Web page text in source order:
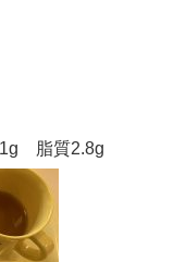
脂質2.8g